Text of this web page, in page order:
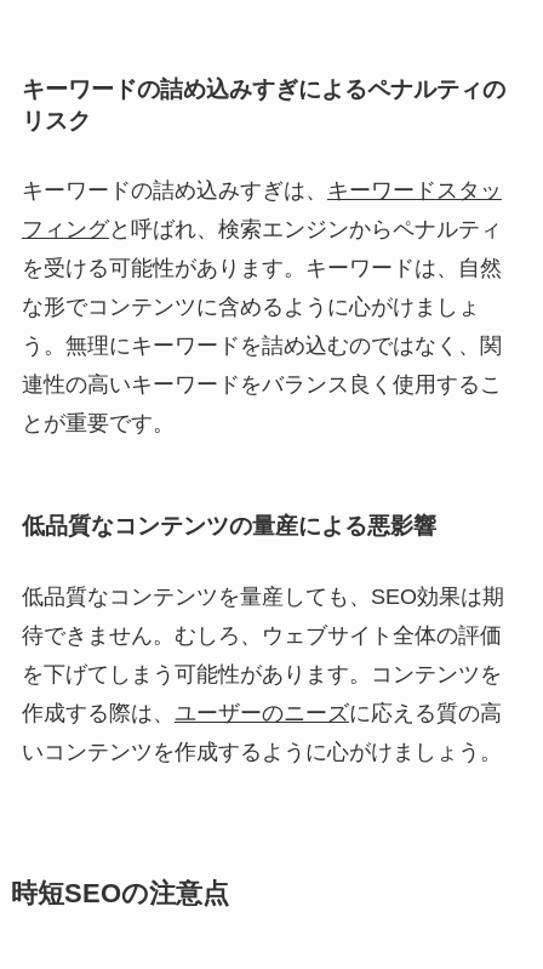
キーワードの詰め込みすぎによるペナルティの
リスク
キーワードの詰め込みすぎは、 キーワードスタッ
フィングと呼ばれ、検索エンジンからペナルティ
を受ける可能性があります。キーワードは、自然
な形でコンテンツに含めるように心がけましょ
う。無理にキーワードを詰め込むのではなく、関
連性の高いキーワードをバランス良く使用するこ
とが重要です。
低品質なコンテンツの量産による悪影響
低品質なコンテンツを量産しても、SEO効果は期
待できません。むしろ、ウェブサイト全体の評価
を下げてしまう可能性があります。コンテンツを
作成する際は、 ユーザーのニーズに応える質の高
いコンテンツを作成するように心がけましょう。
時短SEOの注意点